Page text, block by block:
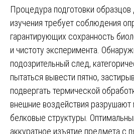
Процедура подготовки образцов
изучения требует соблюдения
гарантирующих сохранность
и чистоту эксперимента.
подозрительный след,
пытаться вывести пятно,
подвергать термической
внешние воздействия
белковые структуры.
аккуратное изъятие предмета с